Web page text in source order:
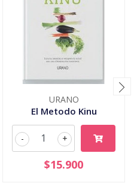
URANO
El Metodo Kinu
+
-
$15.900